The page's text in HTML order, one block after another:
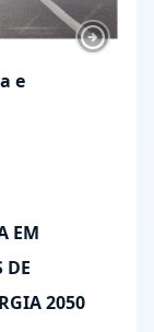
e
EM
DE
2050
Next